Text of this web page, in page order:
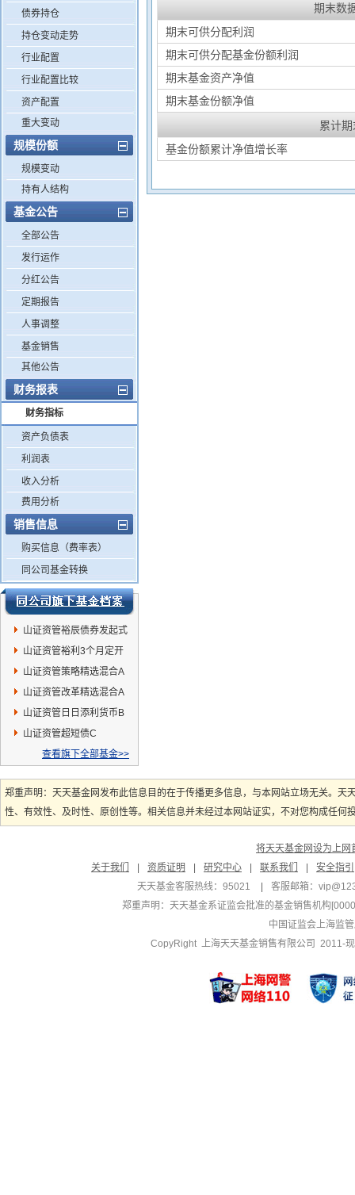
债券持仓
持仓变动走势
行业配置
行业配置比较
资产配置
重大变动
规模份额
规模变动
持有人结构
基金公告
全部公告
发行运作
分红公告
定期报告
人事调整
基金销售
其他公告
财务报表
财务指标
资产负债表
利润表
收入分析
费用分析
销售信息
购买信息（费率表）
同公司基金转换
山证资管裕辰债券发起式
山证资管裕利3个月定开
债券发起式
山证资管策略精选混合A
山证资管改革精选混合A
山证资管日日添利货币B
山证资管超短债C
查看旗下全部基金>>
期末数
期末可供分配利润
期末可供分配基金份额利润
期末基金资产净值
期末基金份额净值
累计
基金份额累计净值增长率
郑重声明：天天基金网发布此信息目的在于传播更多信息，与本网站立场无关。
性、有效性、及时性、原创性等。相关信息并未经过本网站证实，不对您构成任
将天天基金网设为上网
关于我们
资质证明 研究中心 联系我们
安全指引
天天基金客服热线：95021
客服邮箱：
郑重声明： 天天基金系证监会批准的基金销售机构
中国证监会上海监
CopyRight 上海天天基金销售有限公司 2011-